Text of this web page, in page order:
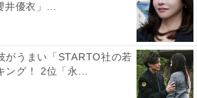
優衣」...
がうまい「STARTO社の若
ング！ 2位「永...